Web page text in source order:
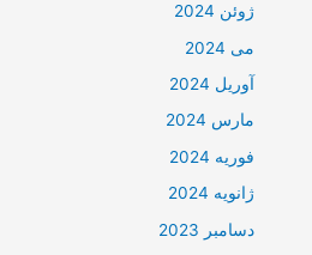
ژوئن 2024
می 2024
آوریل 2024
مارس 2024
فوریه 2024
ژانویه 2024
دسامبر 2023